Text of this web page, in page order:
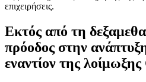
επιχειρήσεις.
Εκτός από τη
πρόοδος στην
εναντίον της